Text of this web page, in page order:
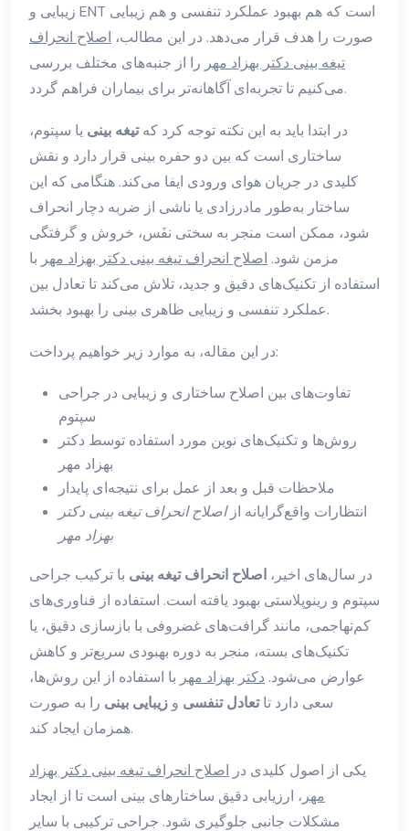
زیبایی و ENT است که هم بهبود عملکرد تنفسی و هم زیبایی
صورت را هدف قرار می‌دهد. در این مطالب، اصلاح انحراف
تیغه بینی دکتر بهزاد مهر را از جنبه‌های مختلف بررسی
می‌کنیم تا تجربه‌ای آگاهانه‌تر برای بیماران فراهم گردد.
در ابتدا باید به این نکته توجه کرد کهتیغه بینی یا سپتوم،
ساختاری است که بین دو حفره بینی قرار دارد و نقش
کلیدی در جریان هوای ورودی ایفا می‌کند. هنگامی که این
ساختار به‌طور مادرزادی یا ناشی از ضربه دچار انحراف
شود، ممکن است منجر به سختی نفَس، خروش و گرفتگی
مزمن شود. اصلاح انحراف تیغه بینی دکتر بهزاد مهر با
استفاده از تکنیک‌های دقیق و جدید، تلاش می‌کند تا تعادل بین
عملکرد تنفسی و زیبایی ظاهری بینی را بهبود بخشد.
در این مقاله، به موارد زیر خواهیم پرداخت:
تفاوت‌های بین اصلاح ساختاری و زیبایی در جراحی
سپتوم
روش‌ها و تکنیک‌های نوین مورد استفاده توسط دکتر
بهزاد مهر
ملاحظات قبل و بعد از عمل برای نتیجه‌ای پایدار
انتظارات واقع‌گرایانه ازاصلاح انحراف تیغه بینی دکتر
بهزاد مهر
در سال‌های اخیر، اصلاح انحراف تیغه بینی با ترکیب جراحی
سپتوم و رینوپلاستی بهبود یافته است. استفاده از فناوری‌های
کم‌تهاجمی، مانند گرافت‌های غضروفی با بازسازی دقیق، یا
تکنیک‌های بسته، منجر به دوره بهبودی سریع‌تر و کاهش
عوارض می‌شود. دکتر بهزاد مهر با استفاده از این روش‌ها،
سعی دارد تاتعادل تنفسی و زیبایی بینی را به صورت
همزمان ایجاد کند.
یکی از اصول کلیدی در اصلاح انحراف تیغه بینی دکتر بهزاد
مهر ، ارزیابی دقیق ساختارهای بینی است تا از ایجاد
مشکلات جانبی جلوگیری شود. جراحی ترکیبی با سایر